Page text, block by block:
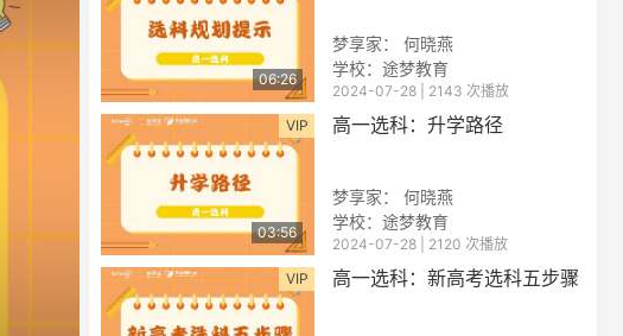
06:26
梦享家： 何晓燕
学校：途梦教育
2024-07-28 | 2143 次播放
VIP
03:56
高一选科：升学路径
梦享家： 何晓燕
学校：途梦教育
2024-07-28 | 2120 次播放
VIP
高一选科：新高考选科五步骤